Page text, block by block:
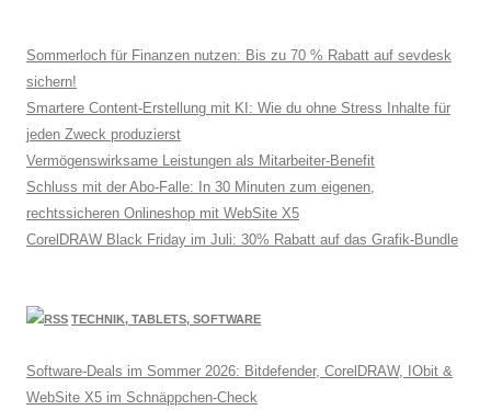
Sommerloch für Finanzen nutzen: Bis zu 70 % Rabatt auf sevdesk
sichern!
Smartere Content-Erstellung mit KI: Wie du ohne Stress Inhalte für
jeden Zweck produzierst
Vermögenswirksame Leistungen als Mitarbeiter-Benefit
Schluss mit der Abo-Falle: In 30 Minuten zum eigenen,
rechtssicheren Onlineshop mit WebSite X5
CorelDRAW Black Friday im Juli: 30% Rabatt auf das Grafik-Bundle
TECHNIK, TABLETS, SOFTWARE
Software-Deals im Sommer 2026: Bitdefender, CorelDRAW, IObit &
WebSite X5 im Schnäppchen-Check